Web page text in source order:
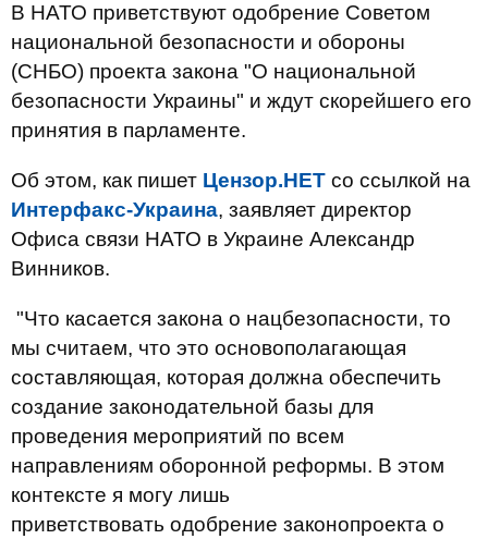
В НАТО приветствуют одобрение Советом
национальной безопасности и обороны
(СНБО) проекта закона "О национальной
безопасности Украины" и ждут скорейшего его
принятия в парламенте.
Об этом, как пишет Цензор.НЕТ со ссылкой на
Интерфакс-Украина, заявляет директор
Офиса связи НАТО в Украине Александр
Винников.
"Что касается закона о нацбезопасности, то
мы считаем, что это основополагающая
составляющая, которая должна обеспечить
создание законодательной базы для
проведения мероприятий по всем
направлениям оборонной реформы. В этом
контексте я могу лишь
приветствовать одобрение законопроекта о